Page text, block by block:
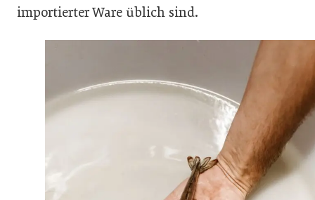
importierter Ware üblich sind.